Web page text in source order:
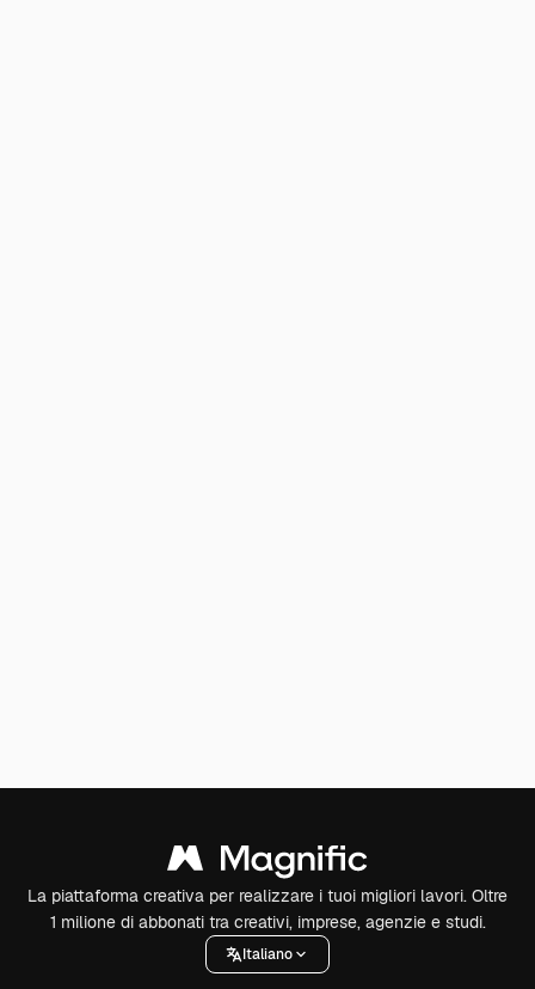
La piattaforma creativa per realizzare i tuoi migliori lavori. Oltre
1 milione di abbonati tra creativi, imprese, agenzie e studi.
Italiano